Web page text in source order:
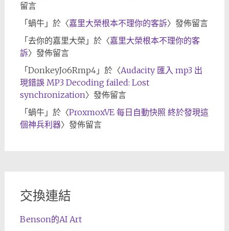
留言
「 蝸牛」於〈嘉里大榮根本不理你的客訴〉發佈留言
「 去你的嘉里大榮 」於〈嘉里大榮根本不理你的客
訴〉發佈留言
「 DonkeyJo6Rmp4」於〈Audacity 匯入 mp3 出
現錯誤 MP3 Decoding failed: Lost
synchronization〉發佈留言
「 蝸牛」於〈ProxmoxVE 每日自動快照 終於發現這
個神兵利器〉發佈留言
交換連結
Benson的AI Art